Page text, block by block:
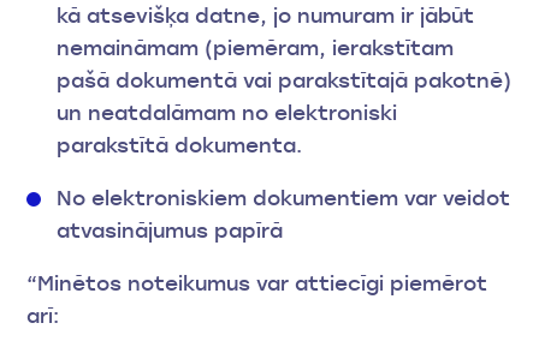
kā atsevišķa datne, jo numuram ir jābūt
nemaināmam (piemēram, ierakstītam
pašā dokumentā vai parakstītajā pakotnē)
un neatdalāmam no elektroniski
parakstītā dokumenta.
No elektroniskiem dokumentiem var veidot
atvasinājumus papīrā
“Minētos noteikumus var attiecīgi piemērot
arī: